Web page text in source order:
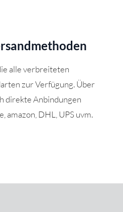
alle verbreiteten
zur Verfügung. Über
direkte Anbindungen
amazon, DHL, UPS uvm.